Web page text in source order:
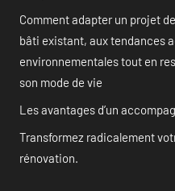
Comment adapter un projet
bâti existant, aux tendances
environnementales tout en
son mode de vie
Les avantages d’un
Transformez radicalement
rénovation.